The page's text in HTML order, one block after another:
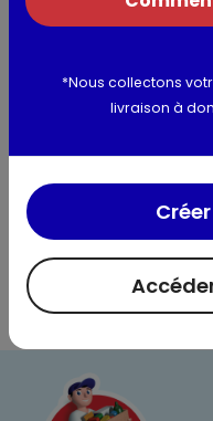
*Nous collectons
livraison à